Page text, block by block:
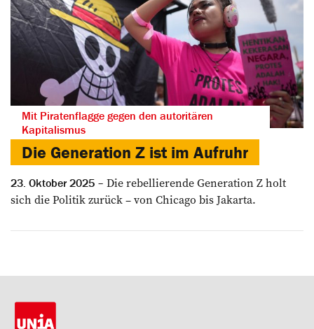
Mit Piratenflagge gegen den autoritären
Kapitalismus
Die Generation Z ist im Aufruhr
23. Oktober 2025
Die rebellierende ­Generation Z holt
sich die Politik zurück – von Chicago bis Jakarta.